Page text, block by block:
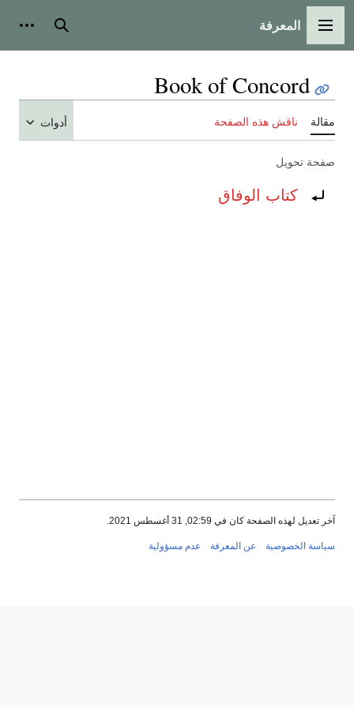
القائمة الرئيسية
المعرفة بحث
Book of Concord
مقالة ناقش هذه الصفحة أدوات
صفحة تحويل
تحويل إلى:كتاب الوفاق
آخر تعديل لهذه الصفحة كان في 02:59, 31 أغسطس 2021.
سياسة الخصوصية عن المعرفة عدم مسؤولية